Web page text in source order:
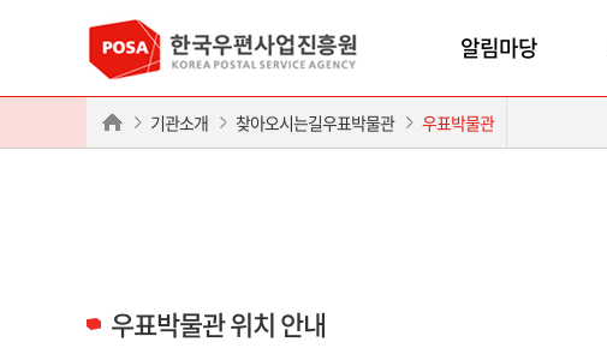
알림마당
기관소개 찾아오시는길우표박물관 우표박물관
우표박물관 위치 안내